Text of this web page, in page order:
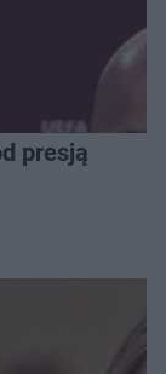
presją